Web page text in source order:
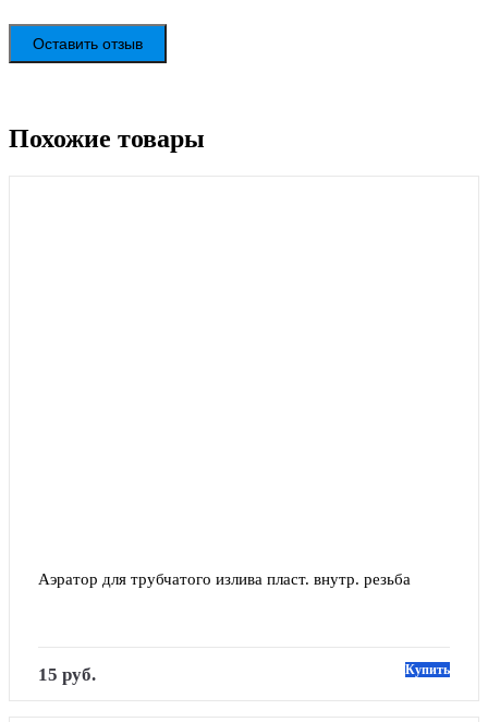
Оставить отзыв
Похожие товары
Аэратор для трубчатого излива пласт. внутр. резьба
15 руб. Купить